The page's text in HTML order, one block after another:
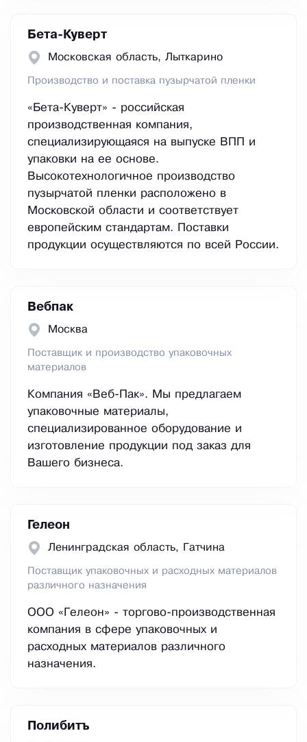
Бета-Куверт
Московская область, Лыткарино
Производство и поставка пузырчатой пленки
«Бета-Куверт» - российская
производственная компания,
специализирующаяся на выпуске ВПП и
упаковки на ее основе.
Высокотехнологичное производство
пузырчатой пленки расположено в
Московской области и соответствует
европейским стандартам. Поставки
продукции осуществляются по всей России.
Вебпак
Москва
Поставщик и производство упаковочных
материалов
Компания «Веб-Пак». Мы предлагаем
упаковочные материалы,
специализированное оборудование и
изготовление продукции под заказ для
Вашего бизнеса.
Гелеон
Ленинградская область, Гатчина
Поставщик упаковочных и расходных материалов
различного назначения
ООО «Гелеон» - торгово-производственная
компания в сфере упаковочных и
расходных материалов различного
назначения.
Полибитъ